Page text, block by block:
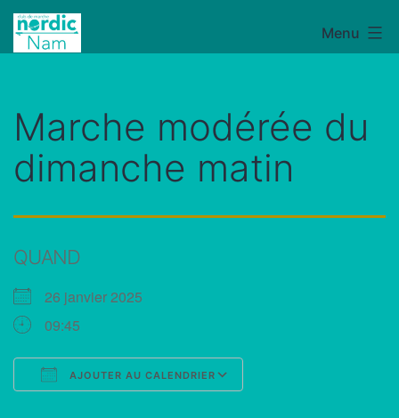
Aller
NordicNam Menu
Marche modérée du
dimanche matin
QUAND
26 janvier 2025
09:45
AJOUTER AU CALENDRIER